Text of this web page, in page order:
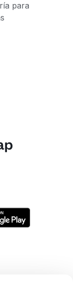
para